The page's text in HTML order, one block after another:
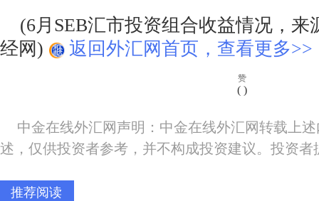
(6月SEB汇市投资组合收益情况，来
经网)
返回外汇网首页，查看更多>>
赞
( )
中金在线外汇网声明：中金在线外汇网转载上
述，仅供投资者参考，并不构成投资建议。投资
推荐阅读